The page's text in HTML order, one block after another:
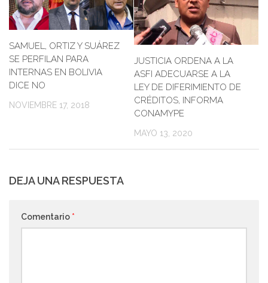
SAMUEL, ORTIZ Y SUÁREZ
SE PERFILAN PARA
INTERNAS EN BOLIVIA
DICE NO
NOVIEMBRE 17, 2018
JUSTICIA ORDENA A LA
ASFI ADECUARSE A LA
LEY DE DIFERIMIENTO DE
CRÉDITOS, INFORMA
CONAMYPE
MAYO 13, 2020
DEJA UNA RESPUESTA
Comentario *